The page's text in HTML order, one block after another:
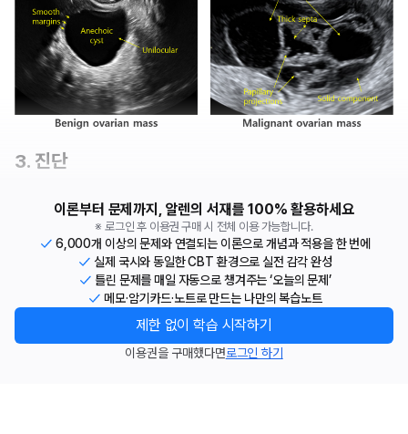
3. 진단
이론부터 문제까지, 알렌의 서재를 100% 활용하세요
※ 로그인 후 이용권 구매 시 전체 이용 가능합니다.
6,000개 이상의 문제와 연결되는 이론으로 개념과 적용을 한 번에
실제 국시와 동일한 CBT 환경으로 실전 감각 완성
틀린 문제를 매일 자동으로 챙겨주는 ‘오늘의 문제’
메모·암기카드·노트로 만드는 나만의 복습노트
제한 없이 학습 시작하기
이용권을 구매했다면로그인 하기